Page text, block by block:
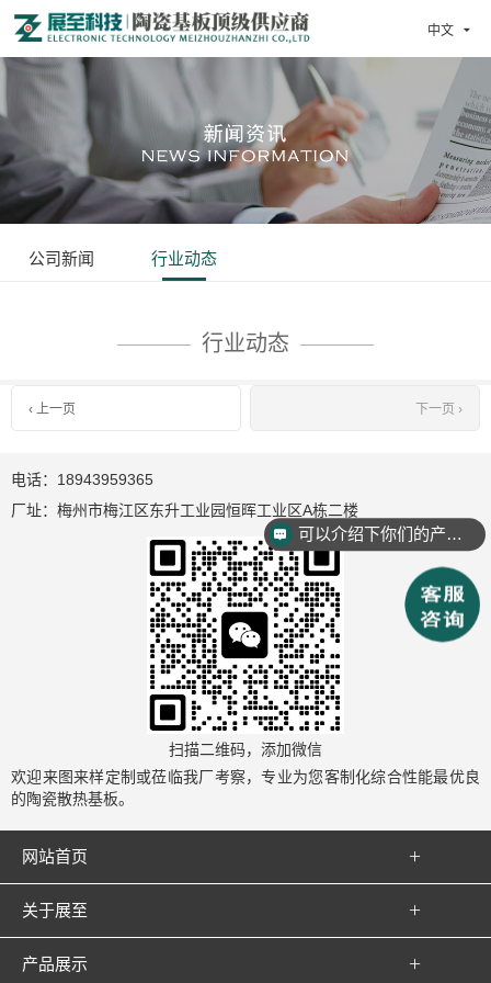
中文 
公司新闻 行业动态
行业动态
‹ 上一页 下一页 ›
电话：18943959365
厂址：梅州市梅江区东升工业园恒晖工业区A栋二楼
扫描二维码，添加微信
欢迎来图来样定制或莅临我厂考察，专业为您客制化综合性能最优良
的陶瓷散热基板。
网站首页 
关于展至 
产品展示 
可以介绍下你们的产品么？